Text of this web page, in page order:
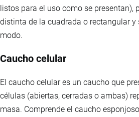
listos para el uso como se presentan),
distinta de la cuadrada o rectangular y
modo.
Caucho celular
El caucho celular es un caucho que
células (abiertas, cerradas o ambas)
masa. Comprende el caucho